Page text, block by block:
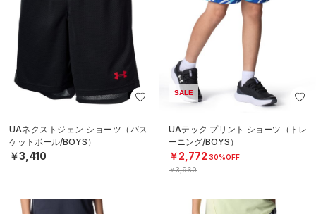
UAネクストジェン ショーツ（バス
ケットボール/BOYS）
￥3,410
SALE
UAテック プリント ショーツ（トレ
ーニング/BOYS）
￥2,772 30%OFF
￥3,960